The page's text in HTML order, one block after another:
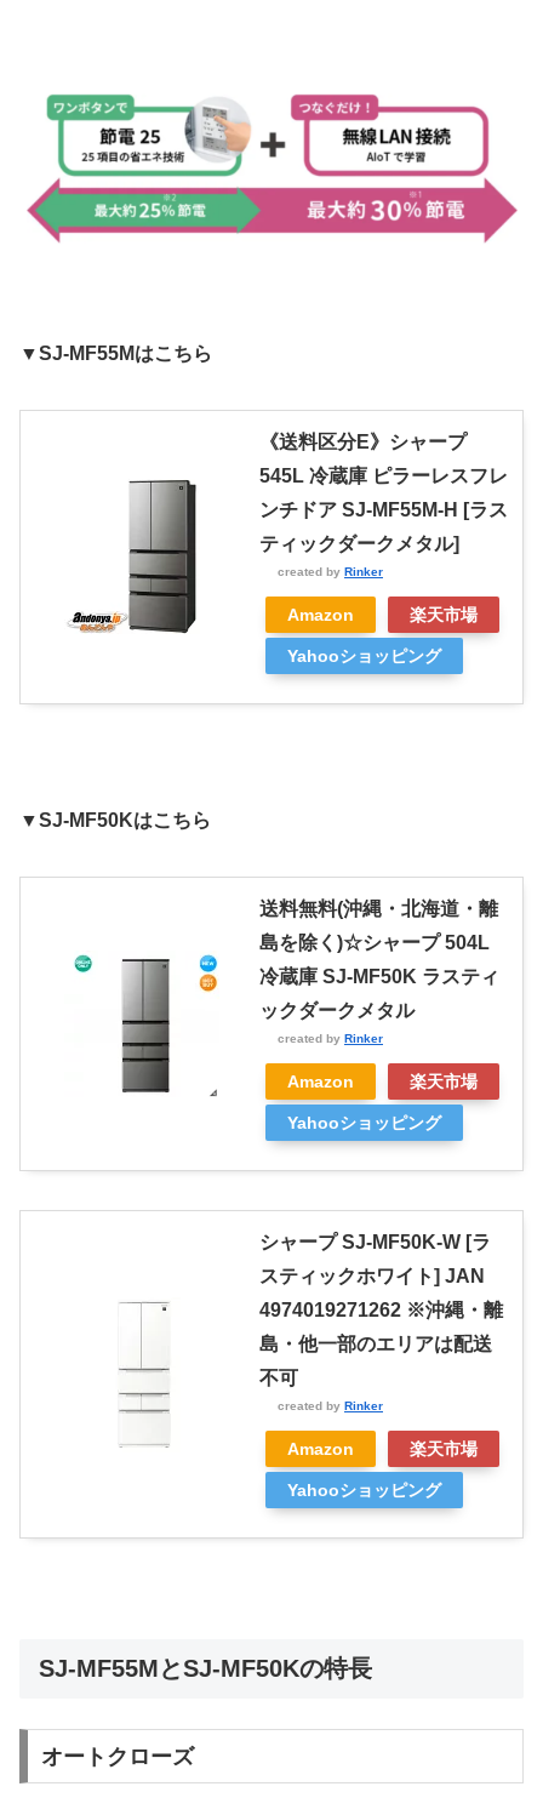
▼SJ-MF55Mはこちら
《送料区分E》シャープ
545L 冷蔵庫 ピラーレスフレ
ンチドア SJ-MF55M-H [ラス
ティックダークメタル]
created by Rinker
Amazon 楽天市場
Yahooショッピング
▼SJ-MF50Kはこちら
送料無料(沖縄・北海道・離
島を除く)☆シャープ 504L
冷蔵庫 SJ-MF50K ラスティ
ックダークメタル
created by Rinker
Amazon 楽天市場
Yahooショッピング
シャープ SJ-MF50K-W [ラ
スティックホワイト] JAN
4974019271262 ※沖縄・離
島・他一部のエリアは配送
不可
created by Rinker
Amazon 楽天市場
Yahooショッピング
SJ-MF55MとSJ-MF50Kの特長
オートクローズ